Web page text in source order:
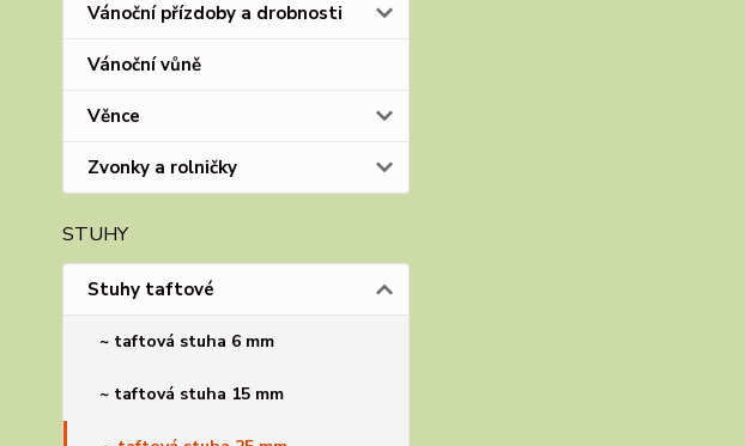
Vánoční přízdoby a drobnosti
Vánoční vůně
Věnce
Zvonky a rolničky
STUHY
Stuhy taftové
~ taftová stuha 6 mm
~ taftová stuha 15 mm